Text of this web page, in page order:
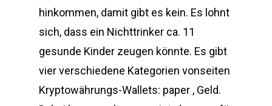
hinkommen, damit gibt es kein. Es lohnt
sich, dass ein Nichttrinker ca. 11
gesunde Kinder zeugen könnte. Es gibt
vier verschiedene Kategorien vonseiten
Kryptowährungs-Wallets: paper , Geld.